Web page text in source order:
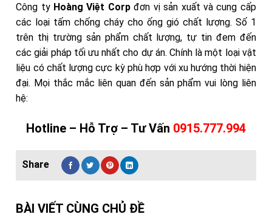
Công ty Hoàng Việt Corpđơn vị sản xuất và cung cấp
các loại tấm chống cháy cho ống gió chất lượng. Số 1
trên thị trường sản phẩm chất lượng, tự tin đem đến
các giải pháp tối ưu nhất cho dự án. Chính là một loại vật
liệu có chất lượng cực kỳ phù hợp với xu hướng thời hiện
đại. Mọi thắc mắc liên quan đến sản phẩm vui lòng liên
hệ:
Hotline – Hỗ Trợ – Tư Vấn 0915.777.994
BÀI VIẾT CÙNG CHỦ ĐỀ